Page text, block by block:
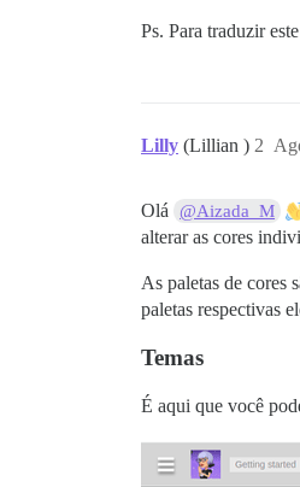
Ps. Para traduzir
Lilly (Lillian ) 2
Olá @Aizada_M
alterar as cores
As paletas de cores
paletas respectivas
Temas
É aqui que você